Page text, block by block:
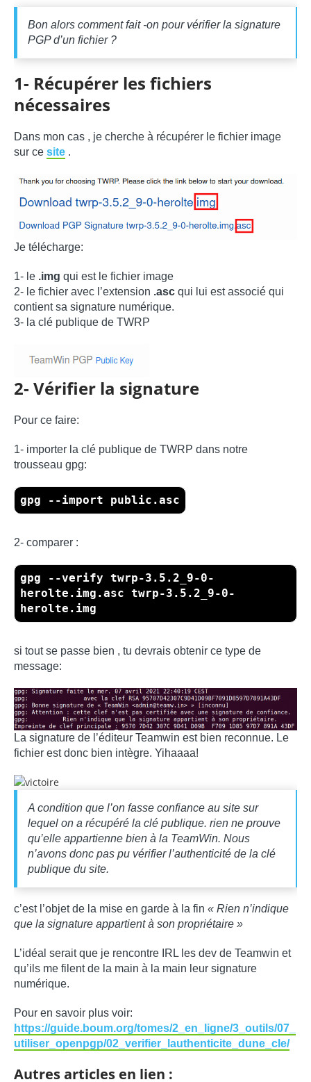
Bon alors comment fait -on pour vérifier la signature
PGP d’un fichier ?
1- Récupérer les fichiers
nécessaires
Dans mon cas , je cherche à récupérer le fichier image
sur ce site .
Je télécharge:
1- le .img qui est le fichier image
2- le fichier avec l’extension .asc qui lui est associé qui
contient sa signature numérique.
3- la clé publique de TWRP
2- Vérifier la signature
Pour ce faire:
1- importer la clé publique de TWRP dans notre
trousseau gpg:
gpg --import public.asc
2- comparer :
gpg --verify twrp-3.5.2_9-0-
herolte.img.asc twrp-3.5.2_9-0-
herolte.img
si tout se passe bien , tu devrais obtenir ce type de
message:
La signature de l’éditeur Teamwin est bien reconnue. Le
fichier est donc bien intègre. Yihaaaa!
A condition que l’on fasse confiance au site sur
lequel on a récupéré la clé publique. rien ne prouve
qu’elle appartienne bien à la TeamWin. Nous
n’avons donc pas pu vérifier l’authenticité de la clé
publique du site.
c’est l’objet de la mise en garde à la fin « Rien n’indique
que la signature appartient à son propriétaire »
L’idéal serait que je rencontre IRL les dev de Teamwin et
qu’ils me filent de la main à la main leur signature
numérique.
Pour en savoir plus voir:
https://guide.boum.org/tomes/2_en_ligne/3_outils/07_
utiliser_openpgp/02_verifier_lauthenticite_dune_cle/
Autres articles en lien :